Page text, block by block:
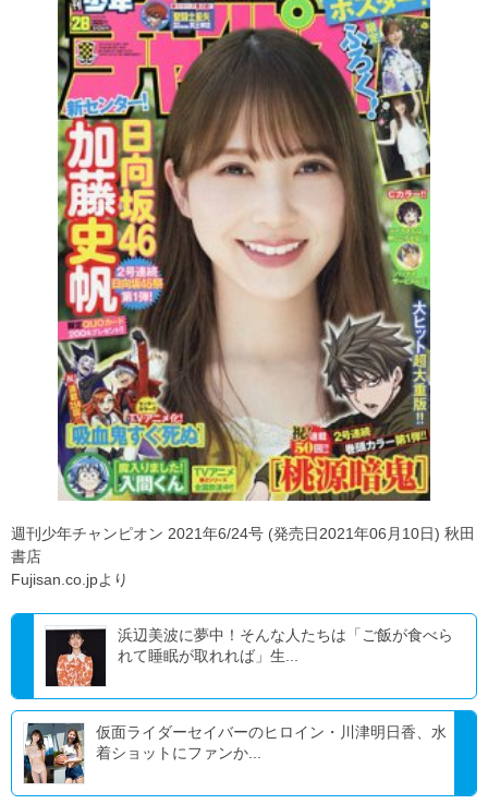
週刊少年チャンピオン 2021年6/24号 (発売日2021年06月10日) 秋田
書店
Fujisan.co.jpより
浜辺美波に夢中！そんな人たちは「ご飯が食べら
れて睡眠が取れれば」生...
仮面ライダーセイバーのヒロイン・川津明日香、水
着ショットにファンか...